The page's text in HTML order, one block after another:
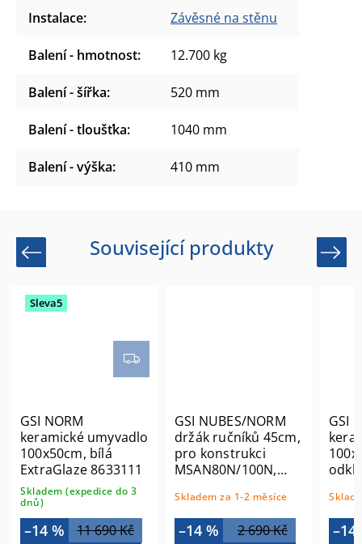
Instalace: Závěsné na stěnu
Balení - hmotnost: 12.700 kg
Balení - šířka: 520 mm
Balení - tloušťka: 1040 mm
Balení - výška: 410 mm
Související produkty
Previous
Sleva5
GSI NORM
keramické umyvadlo
100x50cm, bílá
ExtraGlaze 8633111
Skladem (expedice do 3
dnů)
11 690 Kč
–14 %
GSI NUBES/NORM
držák ručníků 45cm,
pro konstrukci
MSAN80N/100N,
Skladem za 1-2 měsíce
2 690 Kč
–14 %
GSI
–14
Next